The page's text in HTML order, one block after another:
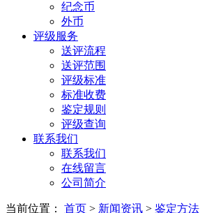
纪念币
外币
评级服务
送评流程
送评范围
评级标准
标准收费
鉴定规则
评级查询
联系我们
联系我们
在线留言
公司简介
当前位置： 首页 > 新闻资讯 > 鉴定方法